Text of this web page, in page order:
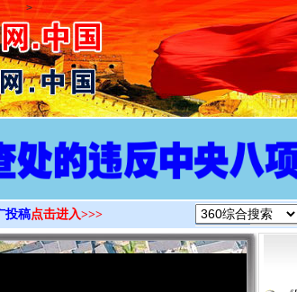
>
投稿点击进入>>>